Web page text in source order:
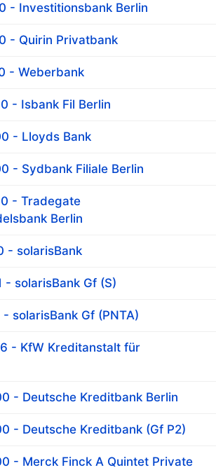
- Investitionsbank Berlin
- Quirin Privatbank
- Weberbank
- Isbank Fil Berlin
- Lloyds Bank
- Sydbank Filiale Berlin
- Tradegate
Berlin
- solarisBank
- solarisBank Gf (S)
- solarisBank Gf (PNTA)
- KfW Kreditanstalt für
- Deutsche Kreditbank Berlin
- Deutsche Kreditbank (Gf P2)
- Merck Finck A Quintet Private